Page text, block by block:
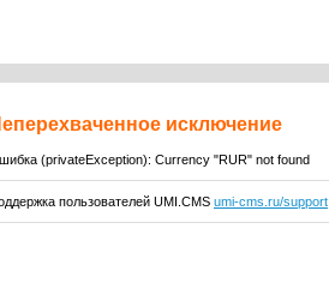
исключение
(privateException): Currency "RUR" not found
пользователей UMI.CMS umi-cms.ru/support